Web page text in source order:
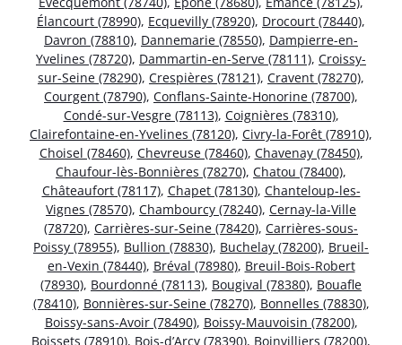
Élancourt (78990), Ecquevilly (78920), Drocourt (78440),
Davron (78810), Dannemarie (78550), Dampierre-en-
Yvelines (78720), Dammartin-en-Serve (78111), Croissy-
sur-Seine (78290), Crespières (78121), Cravent (78270),
Courgent (78790), Conflans-Sainte-Honorine (78700),
Condé-sur-Vesgre (78113), Coignières (78310),
Clairefontaine-en-Yvelines (78120), Civry-la-Forêt (78910),
Choisel (78460), Chevreuse (78460), Chavenay (78450),
Chaufour-lès-Bonnières (78270), Chatou (78400),
Châteaufort (78117), Chapet (78130), Chanteloup-les-
Vignes (78570), Chambourcy (78240), Cernay-la-Ville
(78720), Carrières-sur-Seine (78420), Carrières-sous-
Poissy (78955), Bullion (78830), Buchelay (78200), Brueil-
en-Vexin (78440), Bréval (78980), Breuil-Bois-Robert
(78930), Bourdonné (78113), Bougival (78380), Bouafle
(78410), Bonnières-sur-Seine (78270), Bonnelles (78830),
Boissy-sans-Avoir (78490), Boissy-Mauvoisin (78200),
Boissets (78910), Bois-d’Arcy (78390), Boinvilliers (78200),